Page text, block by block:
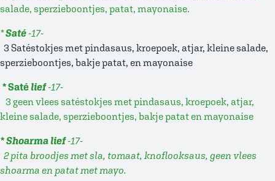
salade, sperzieboontjes, patat, mayonaise.
*Saté-17-
3 Satéstokjes met pindasaus, kroepoek, atjar, kleine salade,
sperzieboontjes, bakje patat, en mayonaise
*Satélief-17-
3 geen vlees satéstokjes met pindasaus, kroepoek, atjar,
kleine salade, sperzieboontjes, bakje patat en mayonaise
* Shoarma lief-17-
2 pita broodjes met sla, tomaat, knoflooksaus, geen vlees
shoarma en patat met mayo.